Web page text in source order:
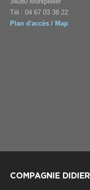
Tél : 04 67 03 38 22
Plan d'accès / Map
COMPAGNIE